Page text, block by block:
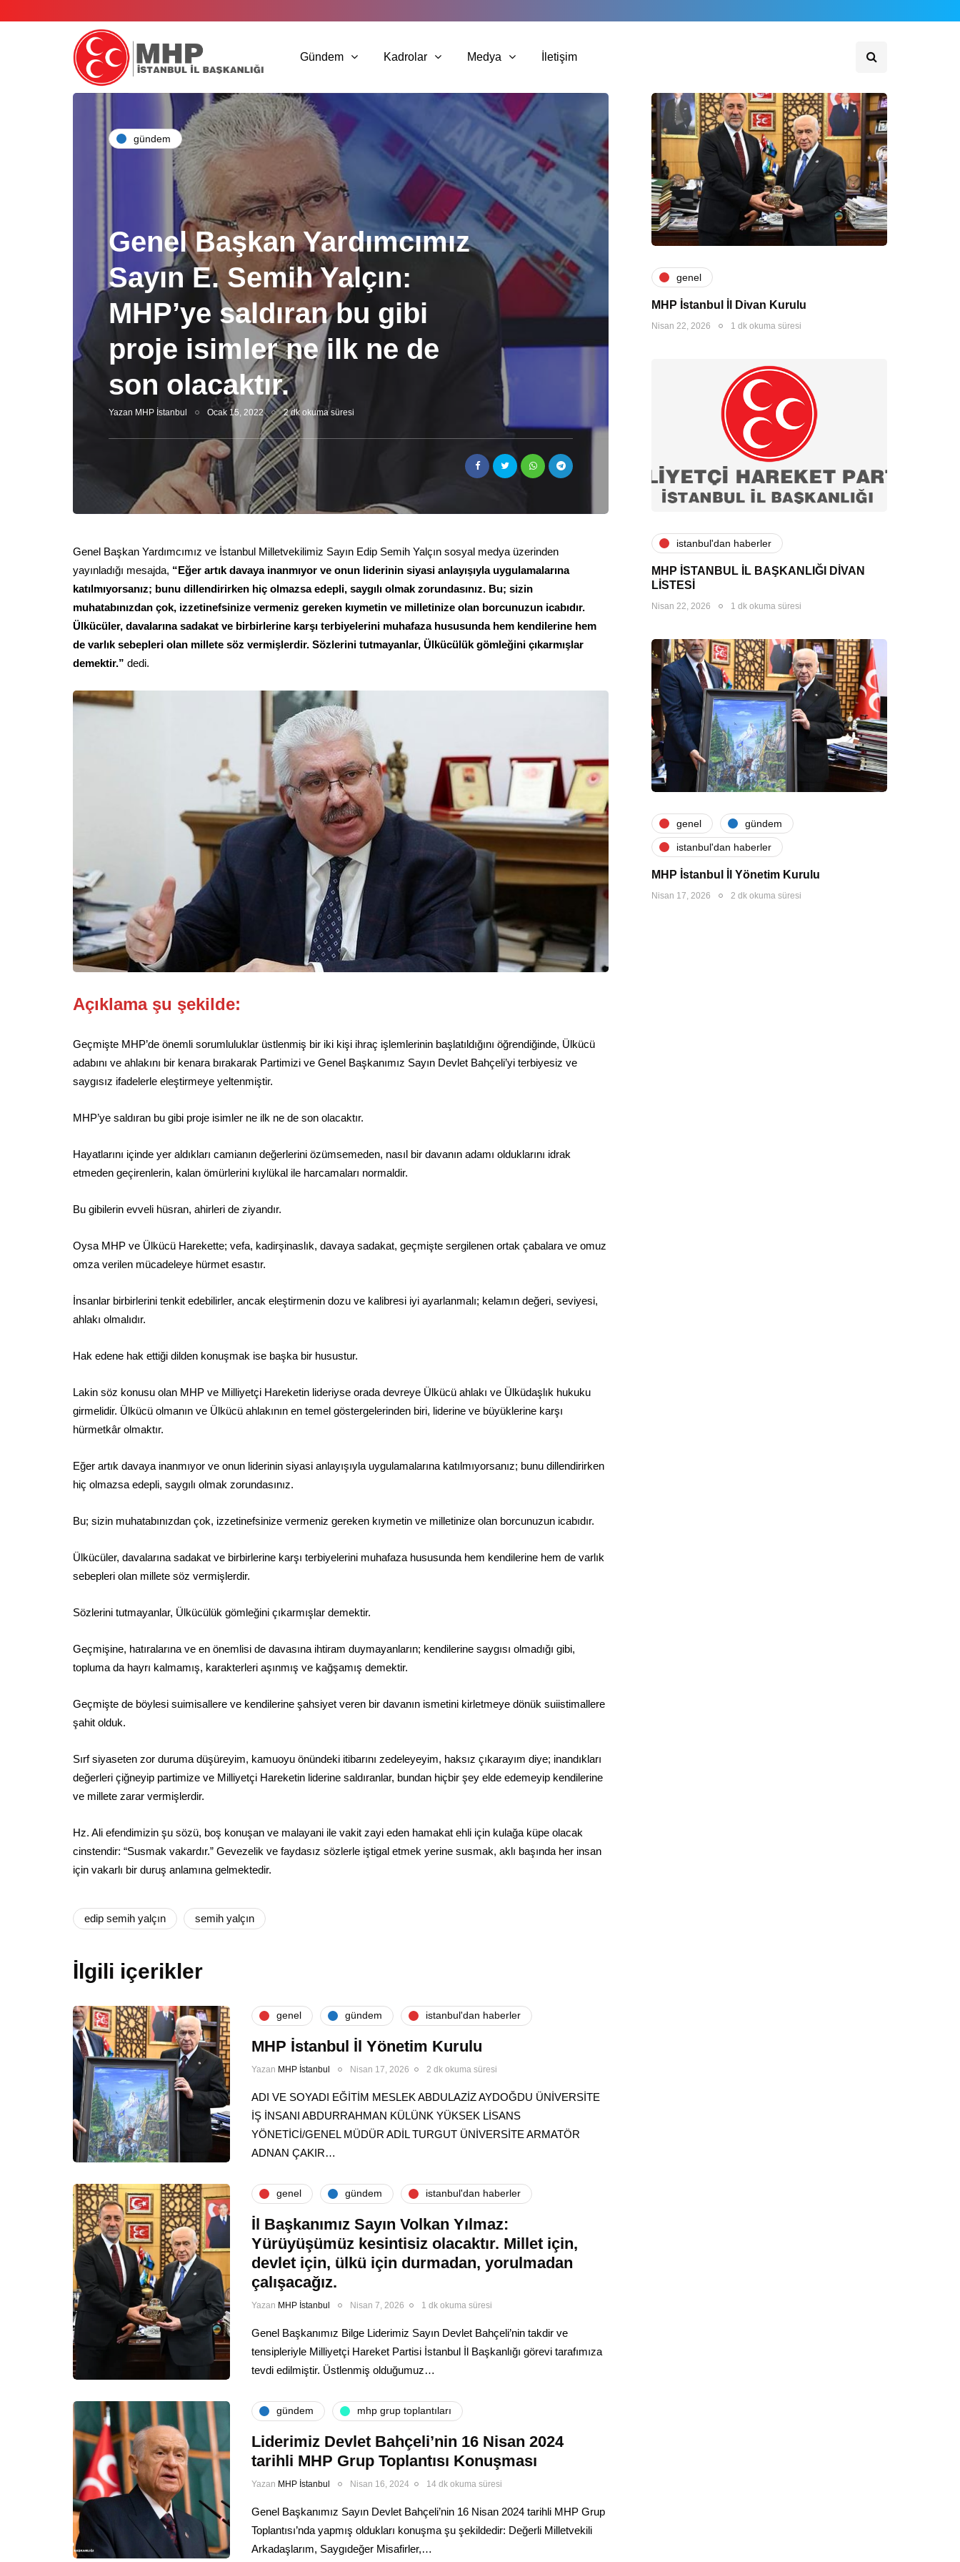
Gündem Kadrolar Medya İletişim
gündem
Genel Başkan Yardımcımız
Sayın E. Semih Yalçın:
MHP’ye saldıran bu gibi
proje isimler ne ilk ne de
son olacaktır.
Yazan MHP İstanbul Ocak 15, 2022 2 dk okuma süresi
Genel Başkan Yardımcımız ve İstanbul Milletvekilimiz Sayın Edip Semih Yalçın sosyal medya üzerinden
yayınladığı mesajda, “Eğer artık davaya inanmıyor ve onun liderinin siyasi anlayışıyla uygulamalarına
katılmıyorsanız; bunu dillendirirken hiç olmazsa edepli, saygılı olmak zorundasınız. Bu; sizin
muhatabınızdan çok, izzetinefsinize vermeniz gereken kıymetin ve milletinize olan borcunuzun icabıdır.
Ülkücüler, davalarına sadakat ve birbirlerine karşı terbiyelerini muhafaza hususunda hem kendilerine hem
de varlık sebepleri olan millete söz vermişlerdir. Sözlerini tutmayanlar, Ülkücülük gömleğini çıkarmışlar
demektir.” dedi.
Açıklama şu şekilde:
Geçmişte MHP’de önemli sorumluluklar üstlenmiş bir iki kişi ihraç işlemlerinin başlatıldığını öğrendiğinde, Ülkücü
adabını ve ahlakını bir kenara bırakarak Partimizi ve Genel Başkanımız Sayın Devlet Bahçeli’yi terbiyesiz ve
saygısız ifadelerle eleştirmeye yeltenmiştir.
MHP’ye saldıran bu gibi proje isimler ne ilk ne de son olacaktır.
Hayatlarını içinde yer aldıkları camianın değerlerini özümsemeden, nasıl bir davanın adamı olduklarını idrak
etmeden geçirenlerin, kalan ömürlerini kıylükal ile harcamaları normaldir.
Bu gibilerin evveli hüsran, ahirleri de ziyandır.
Oysa MHP ve Ülkücü Harekette; vefa, kadirşinaslık, davaya sadakat, geçmişte sergilenen ortak çabalara ve omuz
omza verilen mücadeleye hürmet esastır.
İnsanlar birbirlerini tenkit edebilirler, ancak eleştirmenin dozu ve kalibresi iyi ayarlanmalı; kelamın değeri, seviyesi,
ahlakı olmalıdır.
Hak edene hak ettiği dilden konuşmak ise başka bir husustur.
Lakin söz konusu olan MHP ve Milliyetçi Hareketin lideriyse orada devreye Ülkücü ahlakı ve Ülküdaşlık hukuku
girmelidir. Ülkücü olmanın ve Ülkücü ahlakının en temel göstergelerinden biri, liderine ve büyüklerine karşı
hürmetkâr olmaktır.
Eğer artık davaya inanmıyor ve onun liderinin siyasi anlayışıyla uygulamalarına katılmıyorsanız; bunu dillendirirken
hiç olmazsa edepli, saygılı olmak zorundasınız.
Bu; sizin muhatabınızdan çok, izzetinefsinize vermeniz gereken kıymetin ve milletinize olan borcunuzun icabıdır.
Ülkücüler, davalarına sadakat ve birbirlerine karşı terbiyelerini muhafaza hususunda hem kendilerine hem de varlık
sebepleri olan millete söz vermişlerdir.
Sözlerini tutmayanlar, Ülkücülük gömleğini çıkarmışlar demektir.
Geçmişine, hatıralarına ve en önemlisi de davasına ihtiram duymayanların; kendilerine saygısı olmadığı gibi,
topluma da hayrı kalmamış, karakterleri aşınmış ve kağşamış demektir.
Geçmişte de böylesi suimisallere ve kendilerine şahsiyet veren bir davanın ismetini kirletmeye dönük suiistimallere
şahit olduk.
Sırf siyaseten zor duruma düşüreyim, kamuoyu önündeki itibarını zedeleyeyim, haksız çıkarayım diye; inandıkları
değerleri çiğneyip partimize ve Milliyetçi Hareketin liderine saldıranlar, bundan hiçbir şey elde edemeyip kendilerine
ve millete zarar vermişlerdir.
Hz. Ali efendimizin şu sözü, boş konuşan ve malayani ile vakit zayi eden hamakat ehli için kulağa küpe olacak
cinstendir: “Susmak vakardır.” Gevezelik ve faydasız sözlerle iştigal etmek yerine susmak, aklı başında her insan
için vakarlı bir duruş anlamına gelmektedir.
edip semih yalçın semih yalçın
genel
MHP İstanbul İl Divan Kurulu
Nisan 22, 2026 1 dk okuma süresi
i̇stanbul'dan haberler
MHP İSTANBUL İL BAŞKANLIĞI DİVAN
LİSTESİ
Nisan 22, 2026 1 dk okuma süresi
genel gündem
i̇stanbul'dan haberler
MHP İstanbul İl Yönetim Kurulu
Nisan 17, 2026 2 dk okuma süresi
İlgili içerikler
genel gündem i̇stanbul'dan haberler
MHP İstanbul İl Yönetim Kurulu
Yazan MHP İstanbul Nisan 17, 2026 2 dk okuma süresi
ADI VE SOYADI EĞİTİM MESLEK ABDULAZİZ AYDOĞDU ÜNİVERSİTE
İŞ İNSANI ABDURRAHMAN KÜLÜNK YÜKSEK LİSANS
YÖNETİCİ/GENEL MÜDÜR ADİL TURGUT ÜNİVERSİTE ARMATÖR
ADNAN ÇAKIR…
genel gündem i̇stanbul'dan haberler
İl Başkanımız Sayın Volkan Yılmaz:
Yürüyüşümüz kesintisiz olacaktır. Millet için,
devlet için, ülkü için durmadan, yorulmadan
çalışacağız.
Yazan MHP İstanbul Nisan 7, 2026 1 dk okuma süresi
Genel Başkanımız Bilge Liderimiz Sayın Devlet Bahçeli’nin takdir ve
tensipleriyle Milliyetçi Hareket Partisi İstanbul İl Başkanlığı görevi tarafımıza
tevdi edilmiştir. Üstlenmiş olduğumuz…
gündem mhp grup toplantıları
Liderimiz Devlet Bahçeli’nin 16 Nisan 2024
tarihli MHP Grup Toplantısı Konuşması
Yazan MHP İstanbul Nisan 16, 2024 14 dk okuma süresi
Genel Başkanımız Sayın Devlet Bahçeli’nin 16 Nisan 2024 tarihli MHP Grup
Toplantısı’nda yapmış oldukları konuşma şu şekildedir: Değerli Milletvekili
Arkadaşlarım, Saygıdeğer Misafirler,…